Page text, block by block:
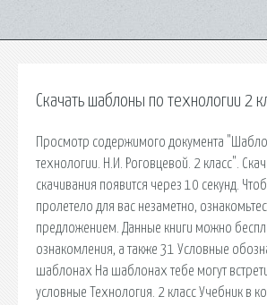
Скачать шаблоны по технологии 2
Просмотр содержимого документа
технологии. Н.И. Роговцевой. 2 класс".
скачивания появится через 10 секунд.
пролетело для вас незаметно,
предложением. Данные книги можно
ознакомления, а также 31 Условные
шаблонах На шаблонах тебе могут
условные Технология. 2 класс Учебник в